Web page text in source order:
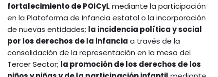
fortalecimiento de POICyL mediante la participación
en la Plataforma de Infancia estatal o la incorporación
de nuevas entidades; la incidencia política y social
por los derechos de la infancia a través de la
consolidación de la representación en la mesa del
Tercer Sector; la promoción de los derechos de los